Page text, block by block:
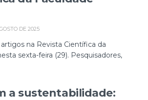
DE 2025
na Revista Científica da
sexta-feira (29). Pesquisadores,
a sustentabilidade: